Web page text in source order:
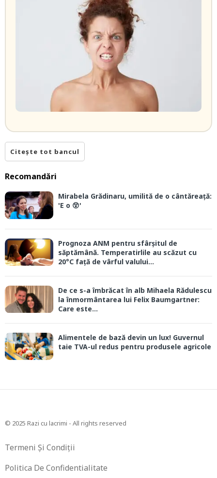
Citește tot bancul
Recomandări
Mirabela Grădinaru, umilită de o cântăreață:
'E o 😲'
Prognoza ANM pentru sfârșitul de
săptămână. Temperatirlile au scăzut cu
20°C față de vârful valului...
De ce s-a îmbrăcat în alb Mihaela Rădulescu
la înmormântarea lui Felix Baumgartner:
Care este...
Alimentele de bază devin un lux! Guvernul
taie TVA-ul redus pentru produsele agricole
© 2025 Razi cu lacrimi - All rights reserved
Termeni Și Condiții
Politica De Confidentialitate